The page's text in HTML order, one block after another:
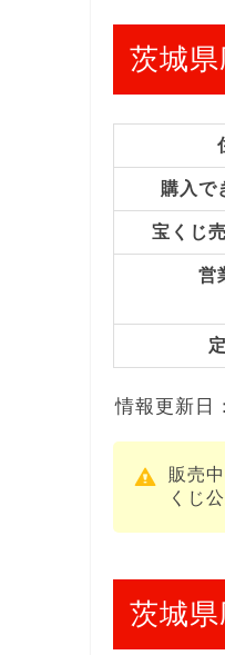
茨城
購入で
宝くじ
営
情報更新日
販売
くじ
茨城